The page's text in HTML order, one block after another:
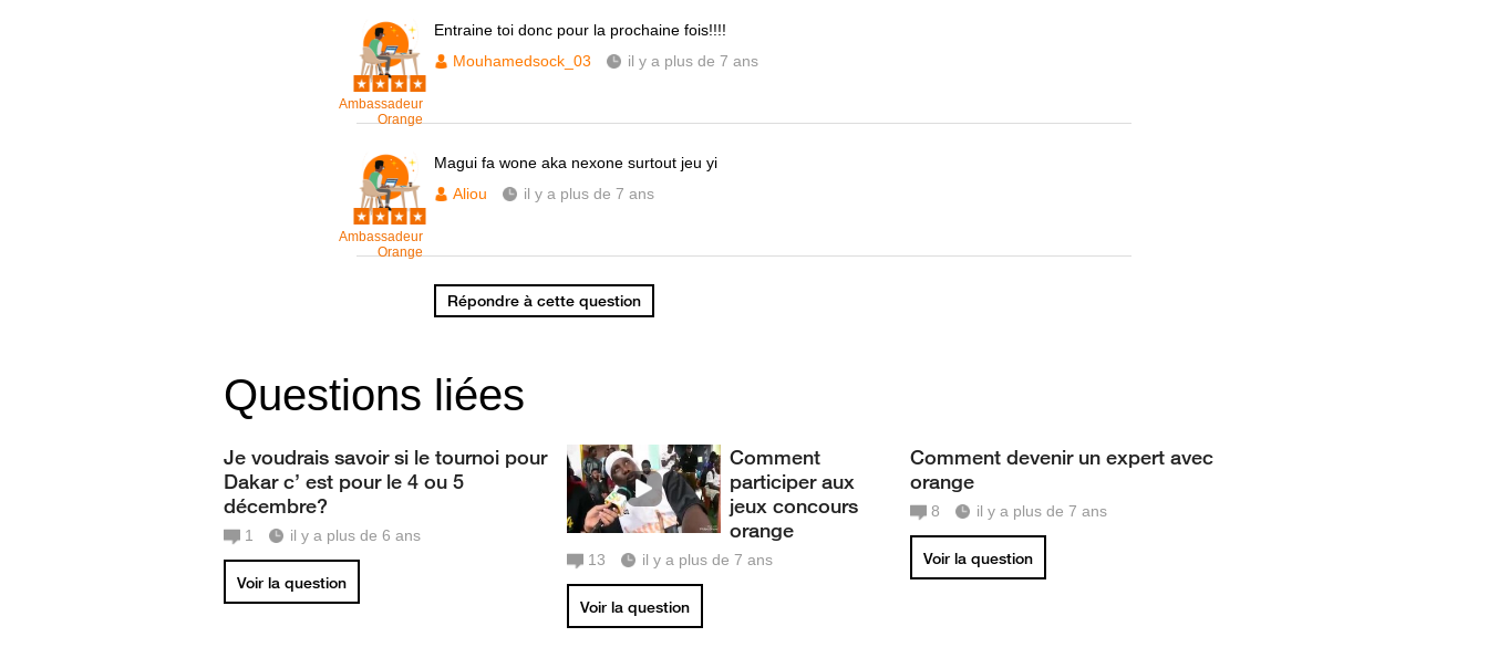
Ambassadeur
Orange
Entraine toi donc pour la prochaine fois!!!!
Mouhamedsock_03
il y a plus de 7 ans
Ambassadeur
Orange
Magui fa wone aka nexone surtout jeu yi
Aliou
il y a plus de 7 ans
Répondre à cette question
Questions liées
Je voudrais savoir si le tournoi pour
Dakar c’ est pour le 4 ou 5
décembre?
1 il y a plus de 6 ans
Voir la question
Comment
participer aux
jeux concours
orange
13 il y a plus de 7 ans
Voir la question
Comment devenir un expert avec
orange
8 il y a plus de 7 ans
Voir la question